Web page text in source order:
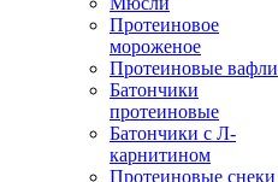
Протеиновое
мороженое
Протеиновые вафли
Батончики
протеиновые
Батончики с Л-
карнитином
Протеиновые снеки